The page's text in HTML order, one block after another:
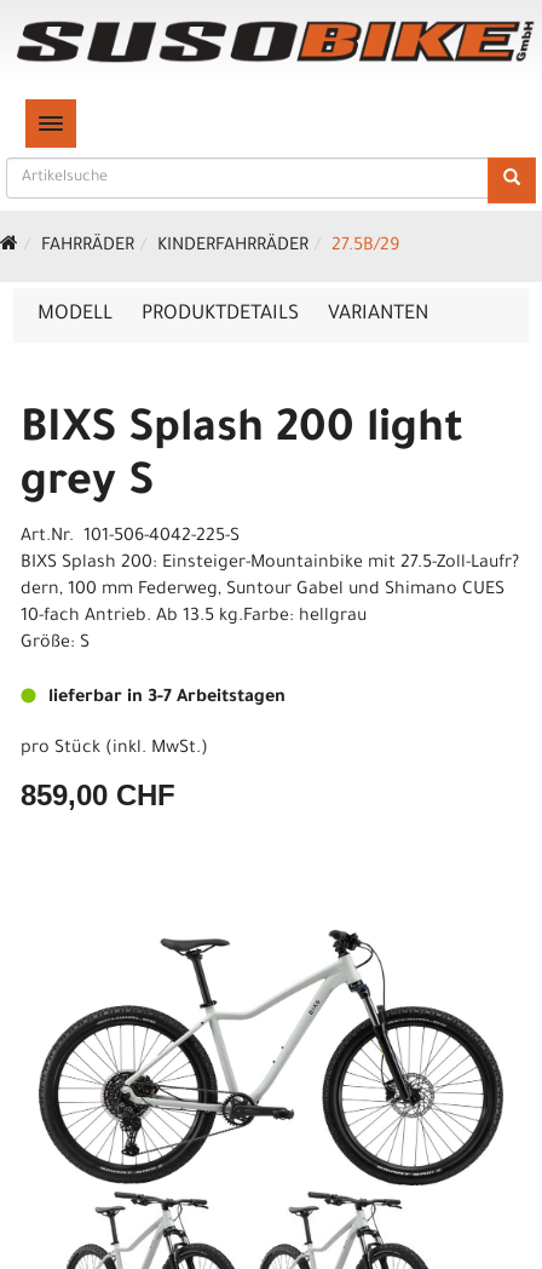
TOGGLE NAVIGATION
FAHRRÄDER KINDERFAHRRÄDER 27.5B/29
MODELL PRODUKTDETAILS VARIANTEN
BIXS Splash 200 light
grey S
Art.Nr. 101-506-4042-225-S
BIXS Splash 200: Einsteiger-Mountainbike mit 27.5-Zoll-Laufr?
dern, 100 mm Federweg, Suntour Gabel und Shimano CUES
10-fach Antrieb. Ab 13.5 kg.Farbe: hellgrau
Größe: S
lieferbar in 3-7 Arbeitstagen
pro Stück (inkl. MwSt.)
859,00 CHF